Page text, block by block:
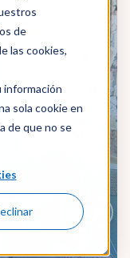
de
las cookies,
información
sola cookie en
de que no se